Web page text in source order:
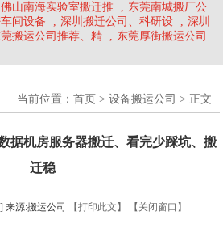
佛山南海实验室搬迁推 , 东莞南城搬厂公
间设备 , 深圳搬迁公司、科研设 , 深圳
搬运公司推荐、精 , 东莞厚街搬运公司
当前位置： 首页 > 设备搬运公司 > 正文
据机房服务器搬迁、看完少踩坑、搬
迁稳
来源:搬运公司 【打印此文】 【关闭窗口】